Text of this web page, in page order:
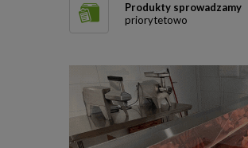
Produkty sprowadzamy
priorytetowo